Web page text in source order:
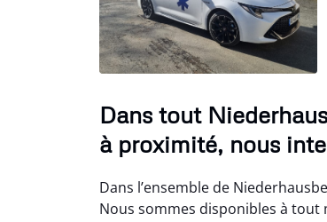
Dans tout
à proximité, nous
Dans l’ensemble de
Nous sommes disponibles à